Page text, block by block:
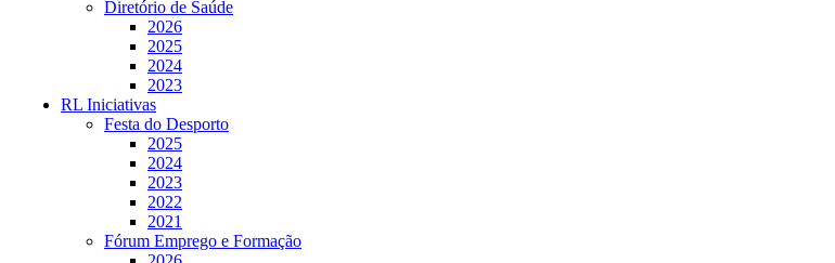
Diretório de Saúde
2026
2025
2024
2023
RL Iniciativas
Festa do Desporto
2025
2024
2023
2022
2021
Fórum Emprego e Formação